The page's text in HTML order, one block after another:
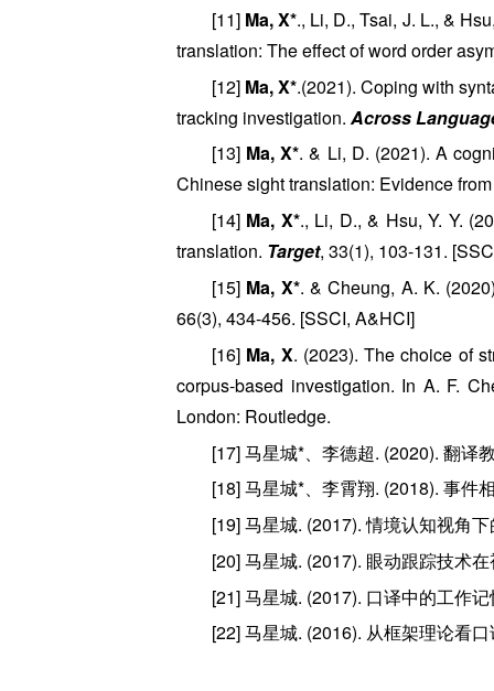
[11] Ma, X*., Li, D., Tsai, J. L., &
translation: The effect of word order
[12] Ma, X*.(2021). Coping with
tracking investigation. Across
[13] Ma, X*. & Li, D. (2021). A
Chinese sight translation: Evidence
[14] Ma, X*., Li, D., & Hsu, Y. Y.
translation. Target, 33(1), 103-131.
[15] Ma, X*. & Cheung, A. K.
66(3), 434-456. [SSCI, A&HCI]
[16] Ma, X. (2023). The choice of
corpus-based investigation. In A. F.
London: Routledge.
[17] 马星城*、李德超. (2020). 翻译
[18] 马星城*、李霄翔. (2018). 事件
[19] 马星城. (2017). 情境认知视角
[20] 马星城. (2017). 眼动跟踪技术
[21] 马星城. (2017). 口译中的工作
[22] 马星城. (2016). 从框架理论看